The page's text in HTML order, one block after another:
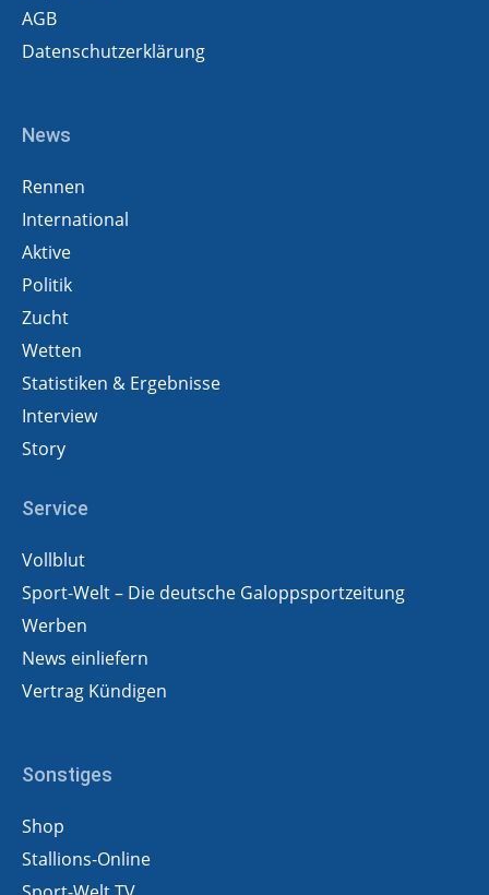
AGB
Datenschutzerklärung
News
Rennen
International
Aktive
Politik
Zucht
Wetten
Statistiken & Ergebnisse
Interview
Story
Service
Vollblut
Sport-Welt – Die deutsche Galoppsportzeitung
Werben
News einliefern
Vertrag Kündigen
Sonstiges
Shop
Stallions-Online